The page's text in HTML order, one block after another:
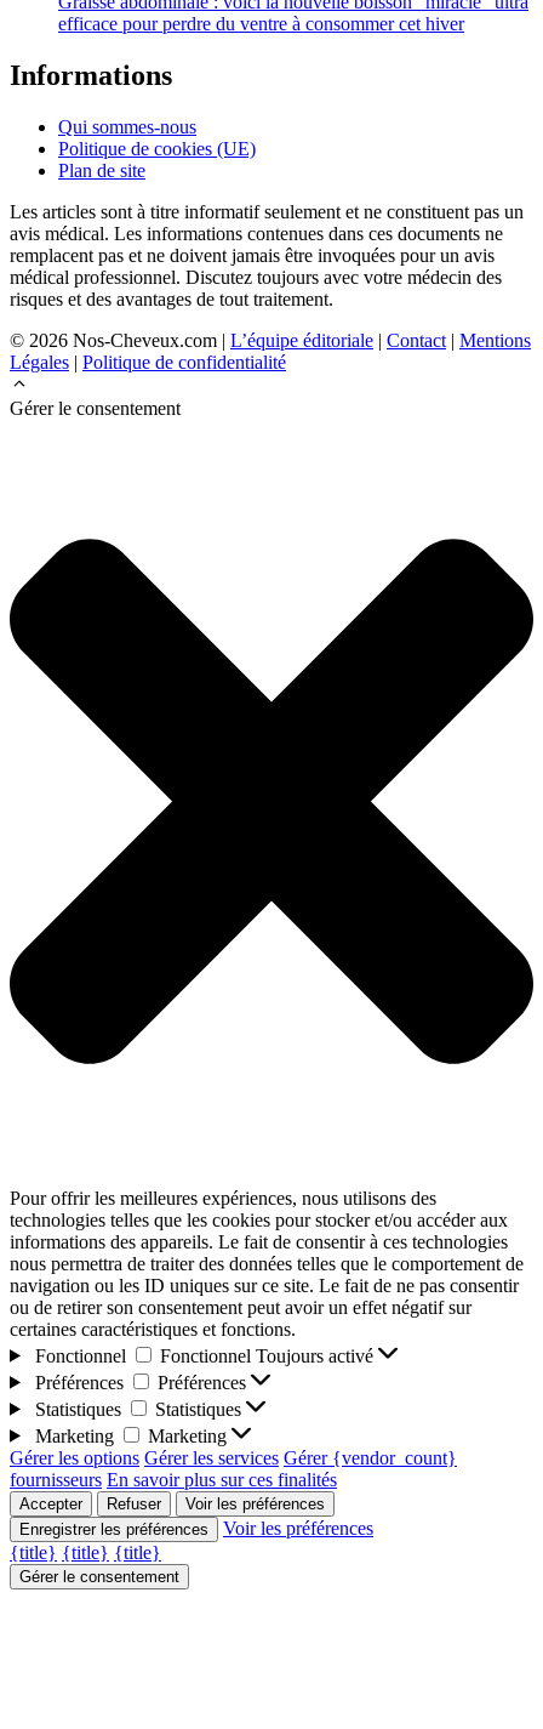
efficace pour perdre du ventre à consommer cet hiver
Informations
Qui sommes-nous
Politique de cookies (UE)
Plan de site
Les articles sont à titre informatif seulement et ne constituent pas un
avis médical. Les informations contenues dans ces documents ne
remplacent pas et ne doivent jamais être invoquées pour un avis
médical professionnel. Discutez toujours avec votre médecin des
risques et des avantages de tout traitement.
© 2026 Nos-Cheveux.com | L’équipe éditoriale | Contact | Mentions
Légales | Politique de confidentialité
Gérer le consentement
Pour offrir les meilleures expériences, nous utilisons des
technologies telles que les cookies pour stocker et/ou accéder aux
informations des appareils. Le fait de consentir à ces technologies
nous permettra de traiter des données telles que le comportement de
navigation ou les ID uniques sur ce site. Le fait de ne pas consentir
ou de retirer son consentement peut avoir un effet négatif sur
certaines caractéristiques et fonctions.
Fonctionnel
Fonctionnel Toujours activé
Préférences
Préférences
Statistiques
Statistiques
Marketing
Marketing
Gérer les options Gérer les services Gérer {vendor_count}
fournisseurs En savoir plus sur ces finalités
Accepter Refuser
Voir les préférences
Enregistrer les préférences
Voir les préférences
{title} {title} {title}
Gérer le consentement